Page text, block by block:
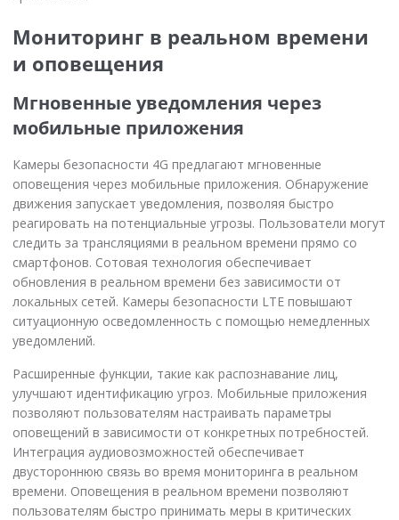
Мониторинг в реальном времени
и оповещения
Мгновенные уведомления через
мобильные приложения
Камеры безопасности 4G предлагают мгновенные
оповещения через мобильные приложения. Обнаружение
движения запускает уведомления, позволяя быстро
реагировать на потенциальные угрозы. Пользователи могут
следить за трансляциями в реальном времени прямо со
смартфонов. Сотовая технология обеспечивает
обновления в реальном времени без зависимости от
локальных сетей. Камеры безопасности LTE повышают
ситуационную осведомленность с помощью немедленных
уведомлений.
Расширенные функции, такие как распознавание лиц,
улучшают идентификацию угроз. Мобильные приложения
позволяют пользователям настраивать параметры
оповещений в зависимости от конкретных потребностей.
Интеграция аудиовозможностей обеспечивает
двустороннюю связь во время мониторинга в реальном
времени. Оповещения в реальном времени позволяют
пользователям быстро принимать меры в критических